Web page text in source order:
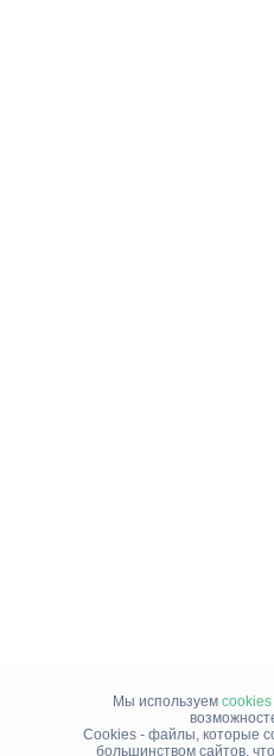
Мы используем cookies
Cookies - файлы, которые
большинством сайтов,